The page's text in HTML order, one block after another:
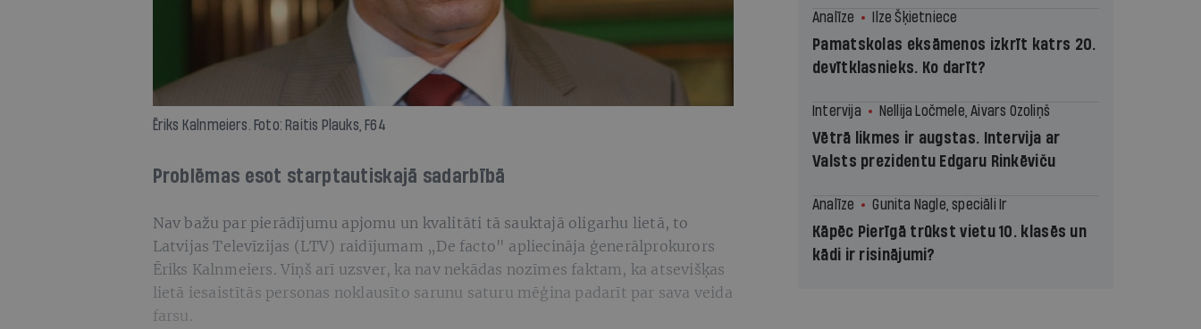
Ēriks Kalnmeiers. Foto: Raitis Plauks, F64
Problēmas esot starptautiskajā sadarbībā
Nav bažu par pierādījumu apjomu un kvalitāti tā sauktajā oligarhu lietā, to
Latvijas Televīzijas (LTV) raidījumam „De facto" apliecināja ģenerālprokurors
Ēriks Kalnmeiers. Viņš arī uzsver, ka nav nekādas nozīmes faktam, ka atsevišķas
lietā iesaistītās personas noklausīto sarunu saturu mēģina padarīt par sava veida
farsu.
Analīze Ilze Šķietniece
Pamatskolas eksāmenos izkrīt katrs 20.
devītklasnieks. Ko darīt?
Intervija Nellija Ločmele, Aivars Ozoliņš
Vētrā likmes ir augstas. Intervija ar
Valsts prezidentu Edgaru Rinkēviču
Analīze Gunita Nagle, speciāli Ir
Kāpēc Pierīgā trūkst vietu 10. klasēs un
kādi ir risinājumi?